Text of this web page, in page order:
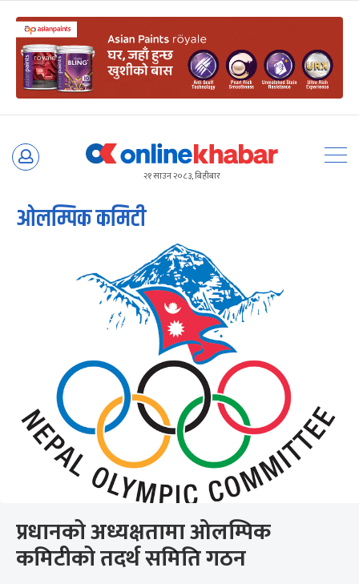
Skip
२१ साउन २०८३, बिहीबार
ओलम्पिक कमिटी
प्रधानको अध्यक्षतामा ओलम्पिक
कमिटीको तदर्थ समिति गठन